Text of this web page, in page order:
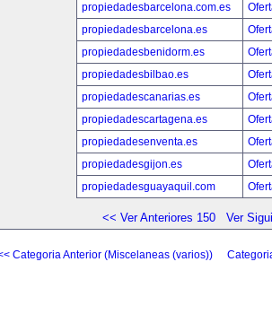
propiedadesbarcelona.com.es
propiedadesbarcelona.es
propiedadesbenidorm.es
propiedadesbilbao.es
propiedadescanarias.es
propiedadescartagena.es
propiedadesenventa.es
propiedadesgijon.es
propiedadesguayaquil.com
<< Ver Anteriores 150 Ver
Categoria Anterior (Miscelaneas (varios))